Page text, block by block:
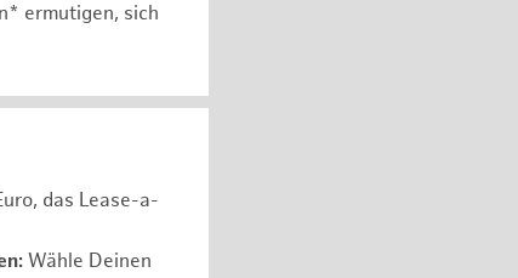
ermutigen, sich
das Lease-a-
Wähle Deinen